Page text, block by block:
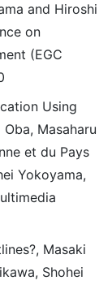
and Hiroshi
on
(EGC
Using
Masaharu
et du Pays
Yokoyama,
Masaki
Shohei